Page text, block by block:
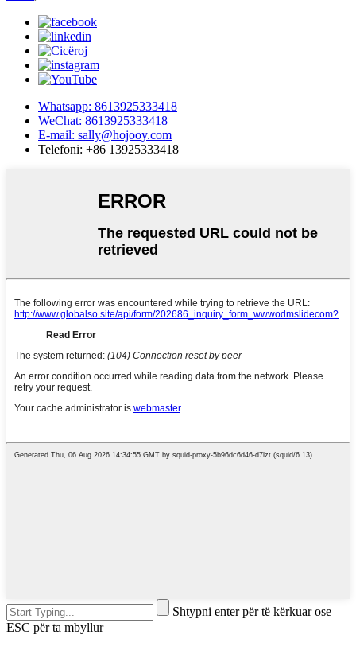
Whatsapp: 8613925333418
WeChat: 8613925333418
E-mail: sally@hojooy.com
Telefoni: +86 13925333418
Shtypni enter për të kërkuar ose
ESC për ta mbyllur